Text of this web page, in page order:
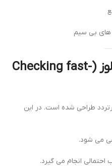
های بی سیم
بررسی عملکرد فست کلوز (Checking fast-
طراحی شده است. در این
می شود.
انجام می گیرد.